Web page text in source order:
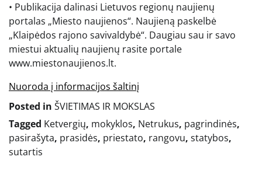
• Publikacija dalinasi Lietuvos regionų naujienų
portalas „Miesto naujienos“. Naujieną paskelbė
„Klaipėdos rajono savivaldybė“. Daugiau sau ir savo
miestui aktualių naujienų rasite portale
www.miestonaujienos.lt.
Nuoroda į informacijos šaltinį
Posted in ŠVIETIMAS IR MOKSLAS
Tagged Ketvergių, mokyklos, Netrukus, pagrindinės,
pasirašyta, prasidės, priestato, rangovu, statybos,
sutartis